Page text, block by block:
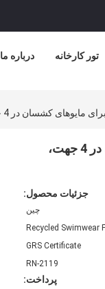
درباره ما تور کارخانه
پارچه مایو بازیافتی 200 گرمی 96% نایلون بازیافتی + 4% اسپندکس برای مایوهای کشسان در 4 جهت،
جزئیات محصول:
چین
Recycled Swimwear
GRS Certificate
RN-2119
پرداخت: